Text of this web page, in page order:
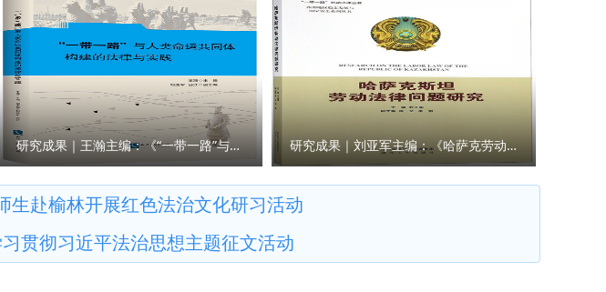
人民法庭”创建、国际会议举办等方面进
刑事法学院、行政法学院（纪检监察学
阿尔泰研究院等部门负责人及教师代表
检监察史、传承自我革命制度传统的重
势深挖红色纪律史料，深化校地协同科
料支撑。 延安市纪委常委郝建军围绕
工作作专题汇报，详细介绍延安市纪委
延安干部学院、延安市委党校、市社科
央党务委员会历史定位、制度架构、运
养等核心议题开展深度研讨。 与会各
是践行习近平党建思想、推动党纪学习
联合开展史料搜集、文献整理与历史考
平台，围绕党的自我革命延安实践、百
文化宣讲，将各类红色旧址打造为实景
研究成果｜王瀚主编：《“一带一路”与人类命运共同体构建的法律与实践》 研究成果｜刘亚军主编：《哈萨克劳动法律问题研究》
生赴榆林开展红色法治文化研习活动
贯彻习近平法治思想主题征文活动